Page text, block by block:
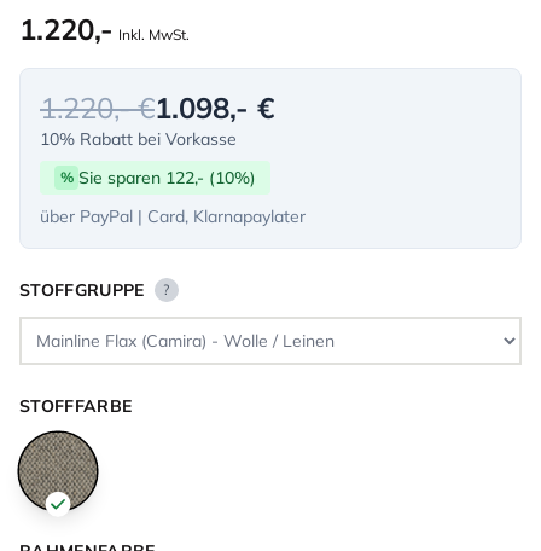
1.220,- Inkl. MwSt.
1.220,- €1.098,- €
10% Rabatt bei Vorkasse
% Sie sparen 122,- (10%)
über PayPal | Card, Klarnapaylater
STOFFGRUPPE ?
STOFFFARBE